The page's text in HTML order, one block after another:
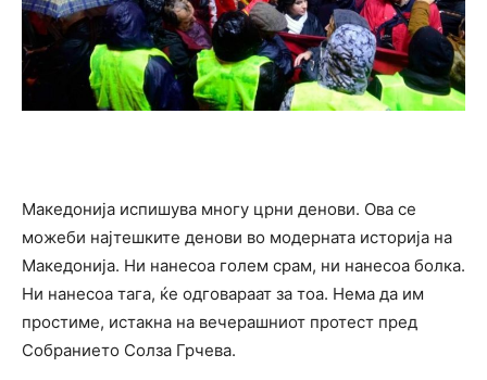
Македонија испишува многу црни денови. Ова се
можеби најтешките денови во модерната историја на
Македонија. Ни нанесоа голем срам, ни нанесоа болка.
Ни нанесоа тага, ќе одговараат за тоа. Нема да им
простиме, истакна на вечерашниот протест пред
Собранието Солза Грчева.